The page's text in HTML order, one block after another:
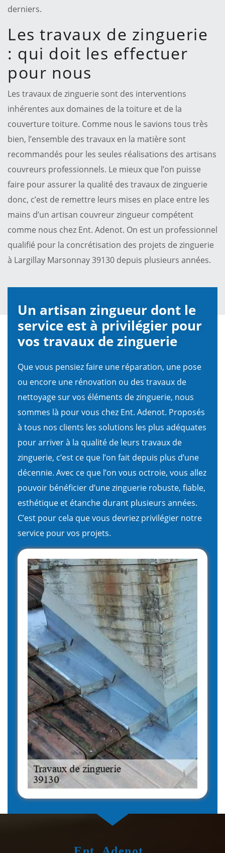
derniers.
Les travaux de zinguerie
: qui doit les effectuer
pour nous
Les travaux de zinguerie sont des interventions
inhérentes aux domaines de la toiture et de la
couverture toiture. Comme nous le savions tous très
bien, l’ensemble des travaux en la matière sont
recommandés pour les seules réalisations des artisans
couvreurs professionnels. Le mieux que l’on puisse
faire pour assurer la qualité des travaux de zinguerie
donc, c’est de remettre leurs mises en place entre les
mains d’un artisan couvreur zingueur compétent
comme nous chez Ent. Adenot. On est un professionnel
qualifié pour la concrétisation des projets de zinguerie
à Largillay Marsonnay 39130 depuis plusieurs années.
Un artisan zingueur dont le
service est à privilégier pour
vos travaux de zinguerie
Que vous pensiez faire une réparation, une pose
ou encore une rénovation ou des travaux de
nettoyage sur vos éléments de zinguerie, nous
sommes là pour vous chez Ent. Adenot. Proposés
à tous nos clients les solutions les plus adéquates
pour arriver à la qualité de leurs travaux de
zinguerie, c’est ce que l’on fait depuis plus d’une
décennie. Avec ce que l’on vous octroie, vous allez
pouvoir bénéficier d’une zinguerie robuste, fiable,
esthétique et étanche durant plusieurs années.
C’est pour cela que vous devriez privilégier notre
service pour vos projets.